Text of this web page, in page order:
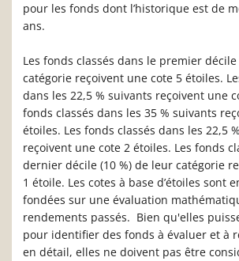
pour les fonds dont l’historique est de
ans.
Les fonds classés dans le premier
catégorie reçoivent une cote 5 étoiles.
dans les 22,5 % suivants reçoivent une
fonds classés dans les 35 % suivants
étoiles. Les fonds classés dans les 22,5
reçoivent une cote 2 étoiles. Les fonds
dernier décile (10 %) de leur catégorie
1 étoile. Les cotes à base d’étoiles sont
fondées sur une évaluation
rendements passés. Bien qu'elles
pour identifier des fonds à évaluer et à
en détail, elles ne doivent pas être